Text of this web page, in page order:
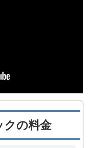
クの料金